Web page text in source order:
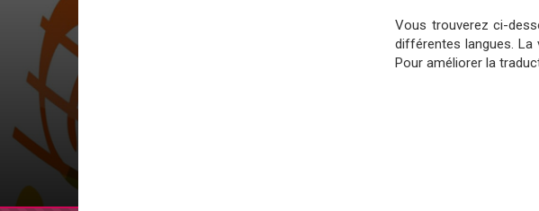
Vous trouverez ci-
différentes langues. La
Pour améliorer la